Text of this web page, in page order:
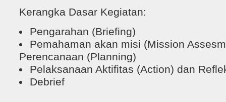
Kerangka Dasar Kegiatan:
Pengarahan (Briefing)
Pemahaman akan misi (Mission
Perencanaan (Planning)
Pelaksanaan Aktifitas (Action) dan
Debrief